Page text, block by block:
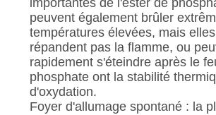
importantes de l'ester de
peuvent également brûler
températures élevées, mais
répandent pas la flamme, ou
rapidement s'éteindre après le
phosphate ont la stabilité
d'oxydation.
Foyer d'allumage spontané : la